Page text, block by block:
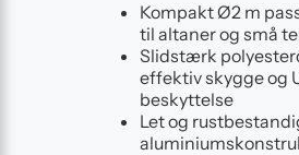
Kompakt Ø2 m
til altaner og små
Slidstærk
effektiv skygge og
beskyttelse
Let og